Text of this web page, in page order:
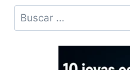
Buscar: